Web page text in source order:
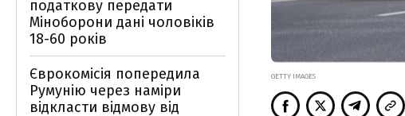
GETTY IMAGES
податкову передати
Міноборони дані чоловіків
18-60 років
Єврокомісія попередила
Румунію через наміри
відкласти відмову від